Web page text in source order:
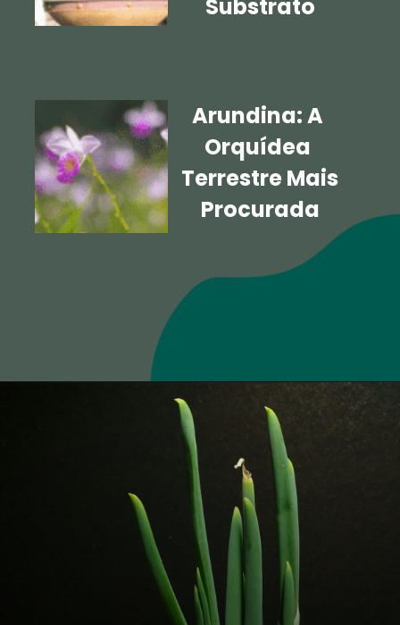
Substrato
Arundina: A
Orquídea
Terrestre Mais
Procurada